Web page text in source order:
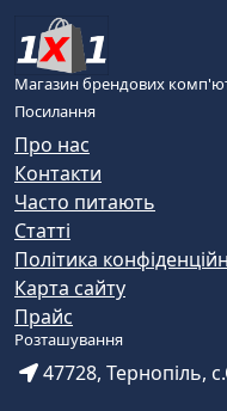
Магазин брендових
Посилання
Про нас
Контакти
Часто питають
Статті
Політика
Карта сайту
Прайс
Розташування
47728, Тернопіль,